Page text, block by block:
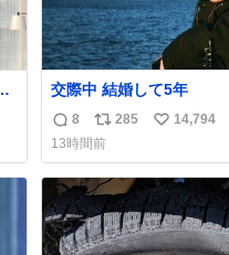
交際中 結婚して5年
返
信
数
8
リ
ポ
ス
ト
数
285
い
ね
数
14,794
13時間前